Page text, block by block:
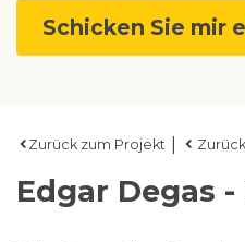
Schicken Sie mir
Zurück zum Projekt
Edgar Degas -